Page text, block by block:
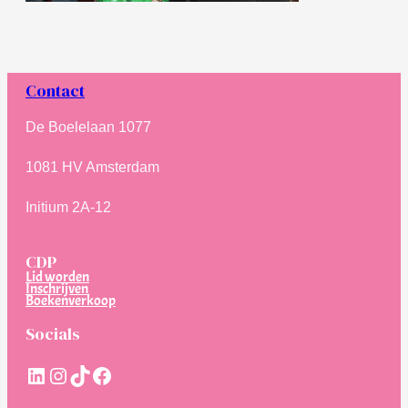
Contact
De Boelelaan 1077
1081 HV Amsterdam
Initium 2A-12
CDP
Lid worden
Inschrijven
Boekenverkoop
Socials
LinkedIn
Instagram
TikTokFacebook